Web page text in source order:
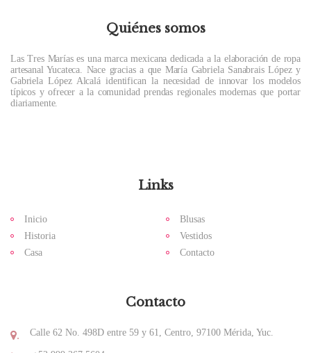
Quiénes somos
Las Tres Marías es una marca mexicana dedicada a la elaboración de ropa
artesanal Yucateca. Nace gracias a que María Gabriela Sanabrais López y
Gabriela López Alcalá identifican la necesidad de innovar los modelos
típicos y ofrecer a la comunidad prendas regionales modernas que portar
diariamente.
Links
Inicio
Historia
Casa
Blusas
Vestidos
Contacto
Contacto
. Calle 62 No. 498D entre 59 y 61, Centro, 97100 Mérida, Yuc.